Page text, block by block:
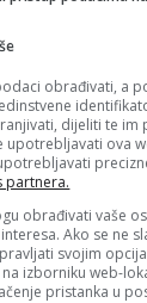
obrađivati, a
dijeliti te im
upotrebljavati ova
partnera.
obrađivati vaše
Ako se ne
svojim
izborniku web-
pristanka u